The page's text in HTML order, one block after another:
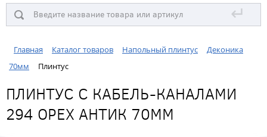
↵
Главная Каталог товаров Напольный плинтус
Деконика
70мм
Плинтус
ПЛИНТУС С КАБЕЛЬ-КАНАЛАМИ
294 ОРЕХ АНТИК 70ММ